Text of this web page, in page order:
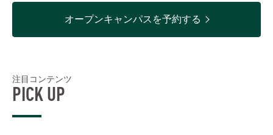
オープンキャンパスを予約する
注目コンテンツ
PICK UP